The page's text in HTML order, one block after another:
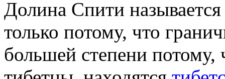
Долина Спити
только потому, что
большей степени потому,